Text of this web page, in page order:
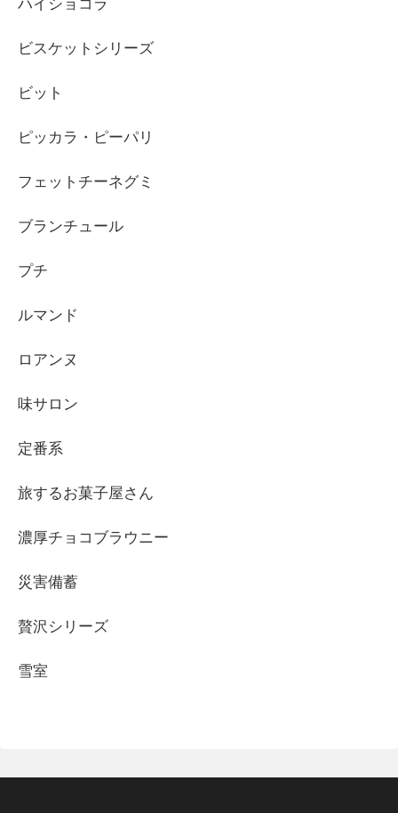
ハイショコラ
ビスケットシリーズ
ビット
ピッカラ・ピーパリ
フェットチーネグミ
ブランチュール
プチ
ルマンド
ロアンヌ
味サロン
定番系
旅するお菓子屋さん
濃厚チョコブラウニー
災害備蓄
贅沢シリーズ
雪室